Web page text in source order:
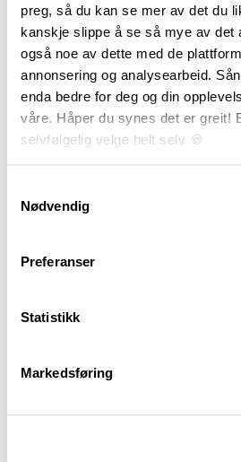
preg, så du kan se mer av det du
kanskje slippe å se så mye av det
også noe av dette med de
annonsering og analysearbeid.
enda bedre for deg og din
våre. Håper du synes det er greit!
selvfølgelig velge helt selv 🍪
Nødvendig
Preferanser
Statistikk
Markedsføring